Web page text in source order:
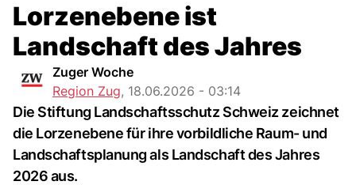
Lorzenebene ist
Landschaft des Jahres
Zuger Woche
Region Zug, 18.06.2026 - 03:14
Die Stiftung Landschaftsschutz Schweiz zeichnet
die Lorzenebene für ihre vorbildliche Raum- und
Landschaftsplanung als Landschaft des Jahres
2026 aus.